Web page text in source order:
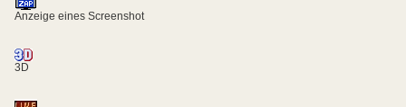
Anzeige eines Screenshot
3D